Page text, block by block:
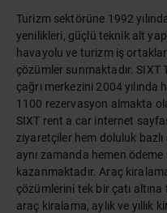
Turizm sektörüne 1992
yenilikleri, güçlü teknik alt
havayolu ve turizm iş
çözümler sunmaktadır. SIXT
çağrı merkezini 2004
1100 rezervasyon almakta
SIXT rent a car internet
ziyaretçiler hem doluluk
aynı zamanda hemen
kazanmaktadır. Araç
çözümlerini tek bir çatı
araç kiralama, aylık ve yıllık